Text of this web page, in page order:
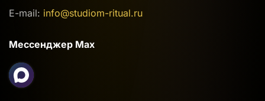
E-mail: info@studiom-ritual.ru
Мессенджер Max